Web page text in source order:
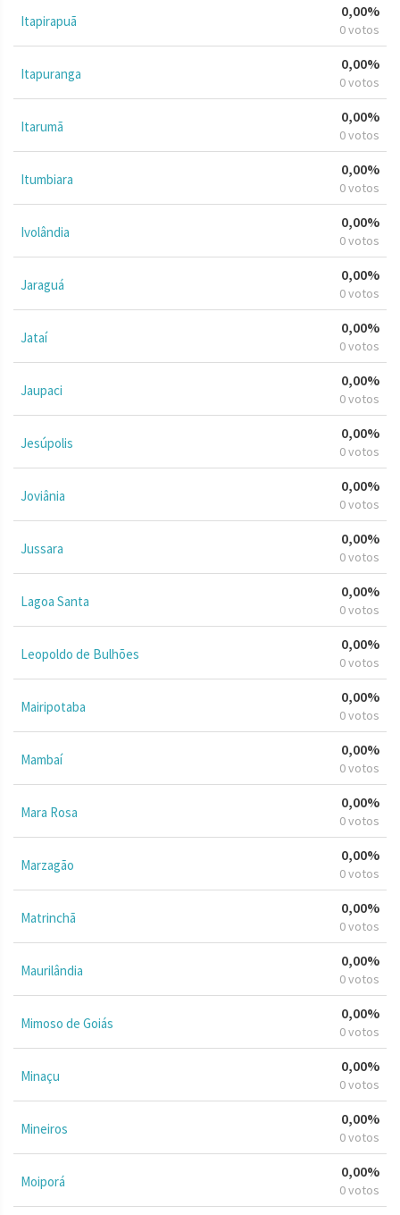
Itapirapuã
0,00%
0 votos
Itapuranga
0,00%
0 votos
Itarumã
0,00%
0 votos
Itumbiara
0,00%
0 votos
Ivolândia
0,00%
0 votos
Jaraguá
0,00%
0 votos
Jataí
0,00%
0 votos
Jaupaci
0,00%
0 votos
Jesúpolis
0,00%
0 votos
Joviânia
0,00%
0 votos
Jussara
0,00%
0 votos
Lagoa Santa
0,00%
0 votos
Leopoldo de Bulhões
0,00%
0 votos
Mairipotaba
0,00%
0 votos
Mambaí
0,00%
0 votos
Mara Rosa
0,00%
0 votos
Marzagão
0,00%
0 votos
Matrinchã
0,00%
0 votos
Maurilândia
0,00%
0 votos
Mimoso de Goiás
0,00%
0 votos
Minaçu
0,00%
0 votos
Mineiros
0,00%
0 votos
Moiporá
0,00%
0 votos